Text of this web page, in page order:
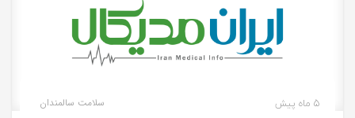
سلامت سالمندان 5 ماه پیش